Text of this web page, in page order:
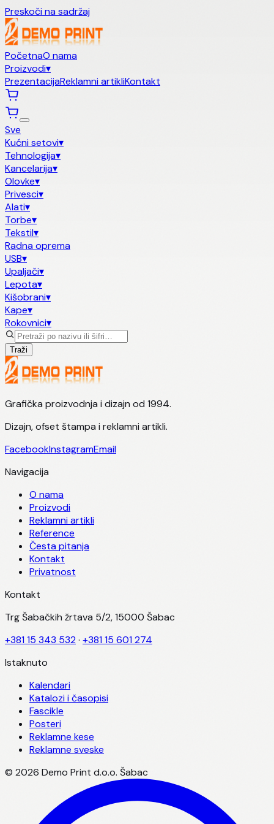
Preskoči na sadržaj
PočetnaO nama
Proizvodi▾
PrezentacijaReklamni artikliKontakt
Sve
Kućni setovi▾
Tehnologija▾
Kancelarija▾
Olovke▾
Privesci▾
Alati▾
Torbe▾
Tekstil▾
Radna oprema
USB▾
Upaljači▾
Lepota▾
Kišobrani▾
Kape▾
Rokovnici▾
Traži
Grafička proizvodnja i dizajn od 1994.
Dizajn, ofset štampa i reklamni artikli.
FacebookInstagramEmail
Navigacija
O nama
Proizvodi
Reklamni artikli
Reference
Česta pitanja
Kontakt
Privatnost
Kontakt
Trg Šabačkih žrtava 5/2, 15000 Šabac
+381 15 343 532· +381 15 601 274
Istaknuto
Kalendari
Katalozi i časopisi
Fascikle
Posteri
Reklamne kese
Reklamne sveske
© 2026 Demo Print d.o.o. Šabac